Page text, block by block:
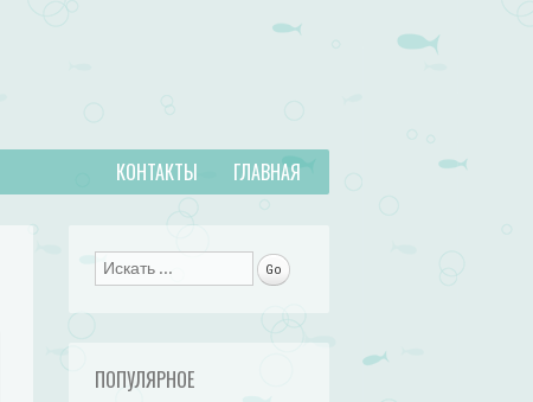
ГЛАВНАЯ
КОНТАКТЫ
Поиск
ПОПУЛЯРНОЕ